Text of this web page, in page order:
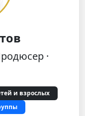
·
и взрослых